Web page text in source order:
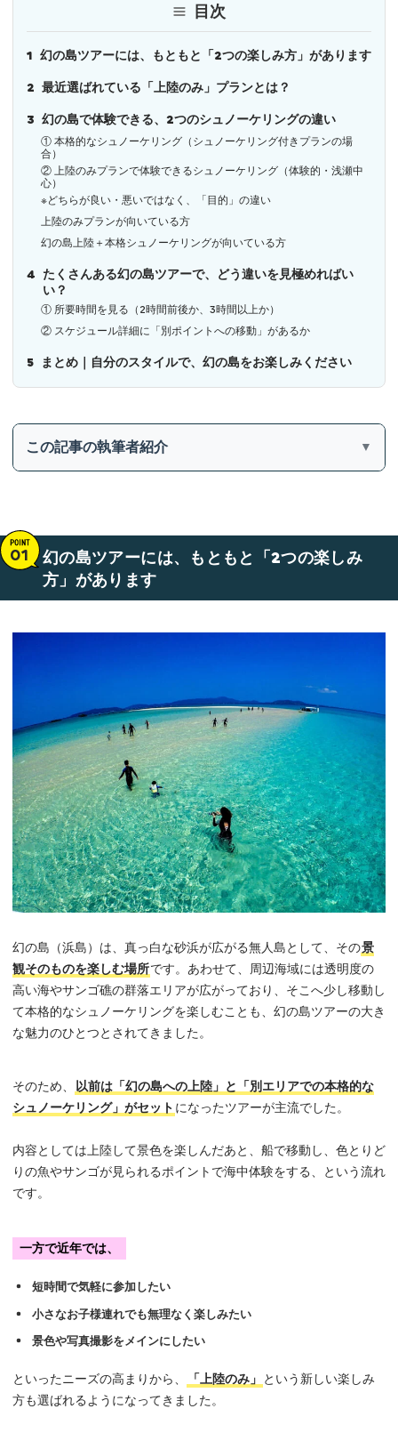
目次
1 幻の島ツアーには、もともと「2つの楽しみ方」があります
2 最近選ばれている「上陸のみ」プランとは？
3 幻の島で体験できる、2つのシュノーケリングの違い
① 本格的なシュノーケリング（シュノーケリング付きプランの場
合）
② 上陸のみプランで体験できるシュノーケリング（体験的・浅瀬中
心）
※どちらが良い・悪いではなく、「目的」の違い
上陸のみプランが向いている方
幻の島上陸＋本格シュノーケリングが向いている方
4 たくさんある幻の島ツアーで、どう違いを見極めればい
い？
① 所要時間を見る（2時間前後か、3時間以上か）
② スケジュール詳細に「別ポイントへの移動」があるか
5 まとめ｜自分のスタイルで、幻の島をお楽しみください
この記事の執筆者紹介 ▼
アクティビティ・プランナー
清水 皓（Hikaru Shimizu）
ライズ石垣島代表
石垣島で19年以上にわたり、シュノーケリング・幻の島上
陸・SUPなど、様々なマリンスポーツを企画・運営。これ
までに延べ20万人以上のゲストをご案内。
環境省「国際サンゴ礁年」オフィシャルサポーター
本記事では、ガイドとしての視点だけでなく、石垣島での
リアルな現地情報を、“旅の選択肢に活かせる一次情報”と
環境省サポーターとしての活動
幻の島ツアーには、もともと「2つの楽しみ
方」があります
幻の島（浜島）は、真っ白な砂浜が広がる無人島として、その景
観そのものを楽しむ場所です。あわせて、周辺海域には透明度の
高い海やサンゴ礁の群落エリアが広がっており、そこへ少し移動し
て本格的なシュノーケリングを楽しむことも、幻の島ツアーの大き
な魅力のひとつとされてきました。
そのため、
以前は「幻の島への上陸」と「別エリアでの本格的な
シュノーケリング」がセット になったツアーが主流でした。
内容としては上陸して景色を楽しんだあと、船で移動し、色とりど
りの魚やサンゴが見られるポイントで海中体験をする、という流れ
です。
一方で近年では、
短時間で気軽に参加したい
小さなお子様連れでも無理なく楽しみたい
景色や写真撮影をメインにしたい
といったニーズの高まりから、 「上陸のみ」 という新しい楽しみ
方も選ばれるようになってきました。